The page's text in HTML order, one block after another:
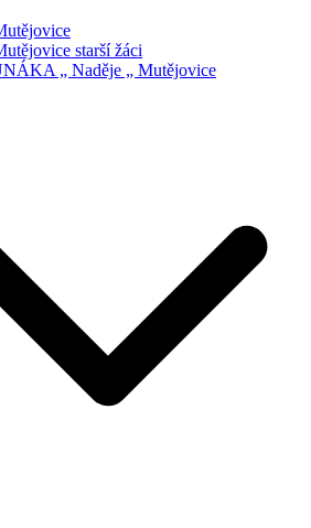
starší žáci
„ Naděje „ Mutějovice